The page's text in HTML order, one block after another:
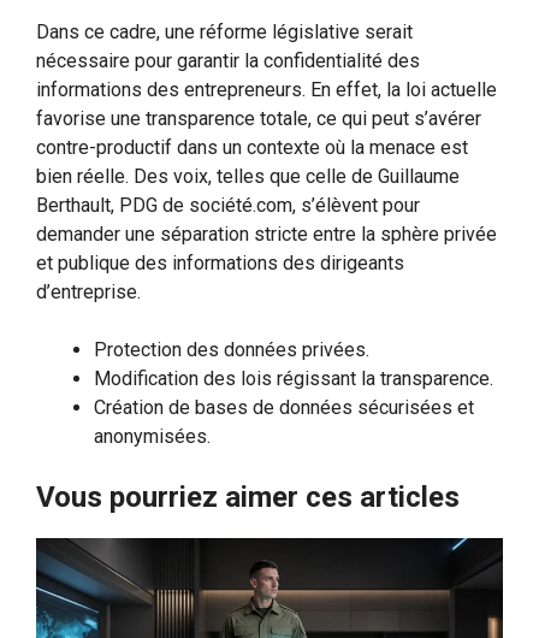
Dans ce cadre, une réforme législative serait
nécessaire pour garantir la confidentialité des
informations des entrepreneurs. En effet, la loi actuelle
favorise une transparence totale, ce qui peut s’avérer
contre-productif dans un contexte où la menace est
bien réelle. Des voix, telles que celle de Guillaume
Berthault, PDG de société.com, s’élèvent pour
demander une séparation stricte entre la sphère privée
et publique des informations des dirigeants
d’entreprise.
Protection des données privées.
Modification des lois régissant la transparence.
Création de bases de données sécurisées et
anonymisées.
Vous pourriez aimer ces articles